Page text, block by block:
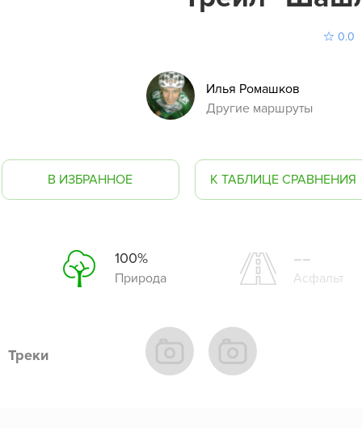
0.0
Илья Ромашков
Другие маршруты
В ИЗБРАННОЕ К ТАБЛИЦЕ СРАВНЕНИЯ
100%
Природа
--
Асфальт
Треки